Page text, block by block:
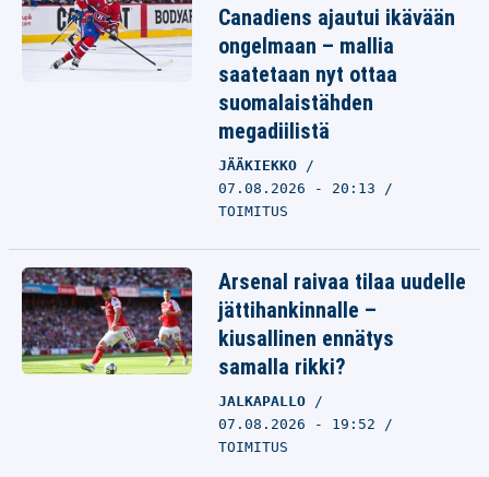
Canadiens ajautui ikävään
ongelmaan – mallia
saatetaan nyt ottaa
suomalaistähden
megadiilistä
JÄÄKIEKKO
07.08.2026 - 20:13
TOIMITUS
Arsenal raivaa tilaa uudelle
jättihankinnalle –
kiusallinen ennätys
samalla rikki?
JALKAPALLO
07.08.2026 - 19:52
TOIMITUS